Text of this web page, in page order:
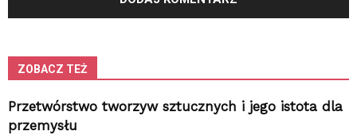
ZOBACZ TEŻ
Przetwórstwo tworzyw sztucznych i jego istota dla
przemysłu